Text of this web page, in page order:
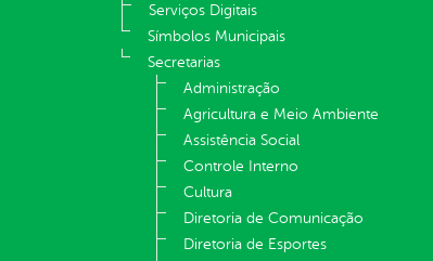
Serviços Digitais
Símbolos Municipais
Secretarias
Administração
Agricultura e Meio Ambiente
Assistência Social
Controle Interno
Cultura
Diretoria de Comunicação
Diretoria de Esportes